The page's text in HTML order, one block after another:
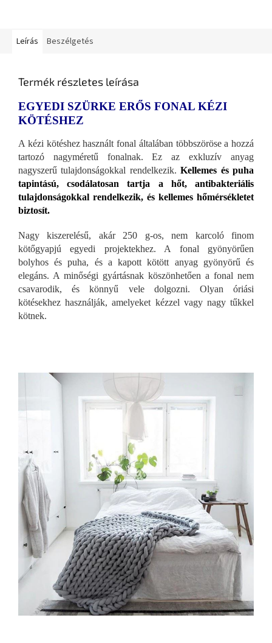
Leírás Beszélgetés
Termék részletes leírása
EGYEDI SZÜRKE ERŐS FONAL KÉZI
KÖTÉSHEZ
A kézi kötéshez használt fonal általában többszöröse a hozzá
tartozó nagyméretű fonalnak. Ez az exkluzív anyag
nagyszerű tulajdonságokkal rendelkezik. Kellemes és puha
tapintású, csodálatosan tartja a hőt, antibakteriális
tulajdonságokkal rendelkezik, és kellemes hőmérsékletet
biztosít.
Nagy kiszerelésű, akár 250 g-os, nem karcoló finom
kötőgyapjú egyedi projektekhez. A fonal gyönyörűen
bolyhos és puha, és a kapott kötött anyag gyönyörű és
elegáns. A minőségi gyártásnak köszönhetően a fonal nem
csavarodik, és könnyű vele dolgozni. Olyan óriási
kötésekhez használják, amelyeket kézzel vagy nagy tűkkel
kötnek.